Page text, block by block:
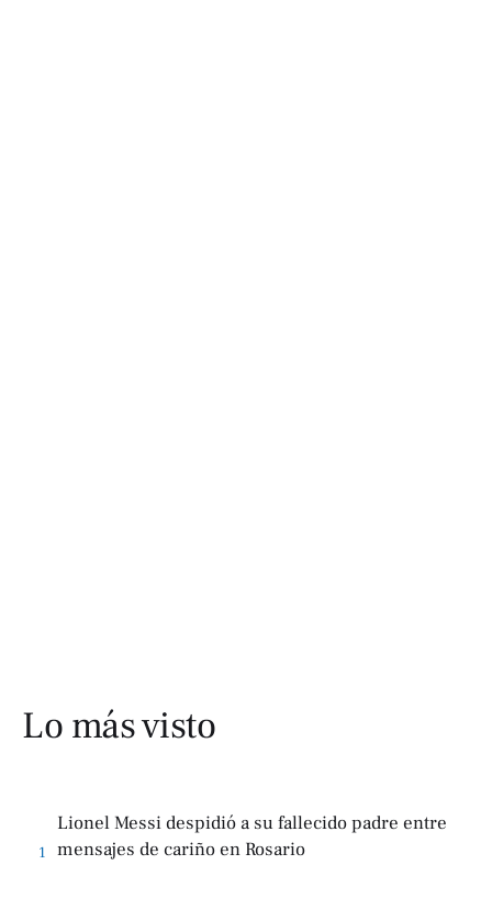
Lo más visto
1
Lionel Messi despidió a su fallecido padre entre
mensajes de cariño en Rosario